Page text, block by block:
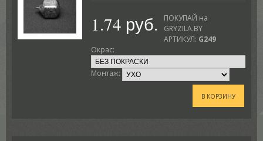
1.74 руб.
ПОКУПАЙ на
GRYZILA.BY
АРТИКУЛ: G249
Окрас:
Монтаж:
В КОРЗИНУ